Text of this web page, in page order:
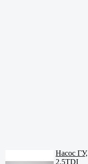
Насос ГУ,
2.5TDI